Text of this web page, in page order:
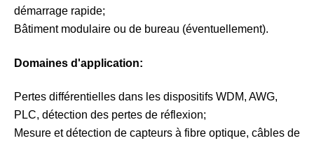
démarrage rapide;
Bâtiment modulaire ou de bureau (éventuellement).
Domaines d'application:
Pertes différentielles dans les dispositifs WDM, AWG,
PLC, détection des pertes de réflexion;
Mesure et détection de capteurs à fibre optique, câbles de